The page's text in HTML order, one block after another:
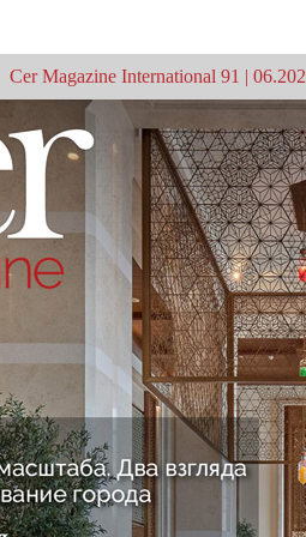
Cer Magazine International 91 |